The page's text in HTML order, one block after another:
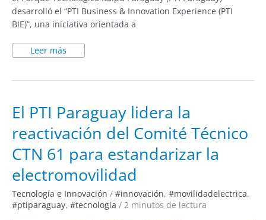
desarrolló el “PTI Business & Innovation Experience (PTI
BIE)”, una iniciativa orientada a
Leer más
El PTI Paraguay lidera la
reactivación del Comité Técnico
CTN 61 para estandarizar la
electromovilidad
Tecnología e Innovación / #innovación, #movilidadelectrica,
#ptiparaguay, #tecnologia / 2 minutos de lectura
El
PTI
Paraguay
lidera
la
del
Comité
CTN
61
para
estandarizar
la
electromovilidad